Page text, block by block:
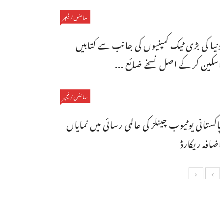
سائنس/فیچر
کی بڑی ٹیک کمپنیوں کی جانب سے کتابیں
کر کے اصل نسخے ضائع ...
سائنس/فیچر
یوٹیوب چینلز کی عالمی رسائی میں نمایاں
ریکارڈ